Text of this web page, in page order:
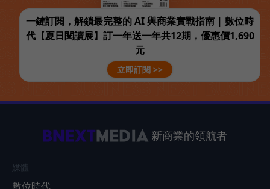
一鍵訂閱，解鎖最完整的 AI 與商業實戰指南 | 數位時
代【夏日閱讀展】訂一年送一年共12期，優惠價1,690
元
立即訂閱 >>
新商業的領航者
媒體
數位時代